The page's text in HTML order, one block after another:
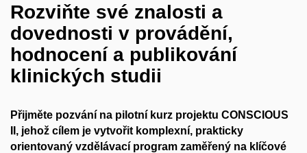
Rozviňte své znalosti a
dovednosti v provádění,
hodnocení a publikování
klinických studii
Přijměte pozvání na pilotní kurz projektu CONSCIOUS
, jehož cílem je vytvořit komplexní, prakticky
orientovaný vzdělávací program zaměřený na klíčové